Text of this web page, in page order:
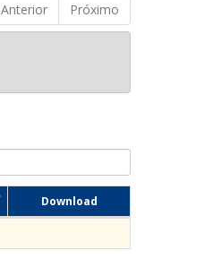
Anterior
Próximo
Download